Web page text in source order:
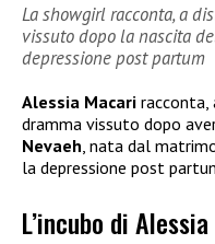
La showgirl racconta, a
vissuto dopo la nascita
depressione post partum
Alessia Macari racconta,
dramma vissuto dopo
Nevaeh , nata dal
la depressione post
L’incubo di